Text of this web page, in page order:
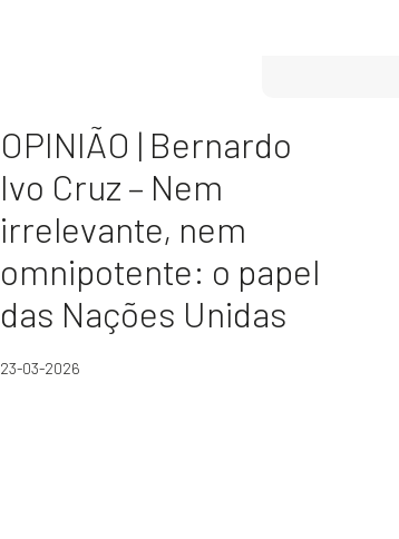
OPINIÃO | Bernardo
Ivo Cruz – Nem
irrelevante, nem
omnipotente: o papel
das Nações Unidas
23-03-2026